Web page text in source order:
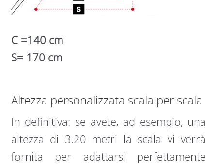
C =140 cm
S= 170 cm
Altezza personalizzata scala per scala
In definitiva: se avete, ad esempio, una
altezza di 3.20 metri la scala vi verrà
fornita per adattarsi perfettamente